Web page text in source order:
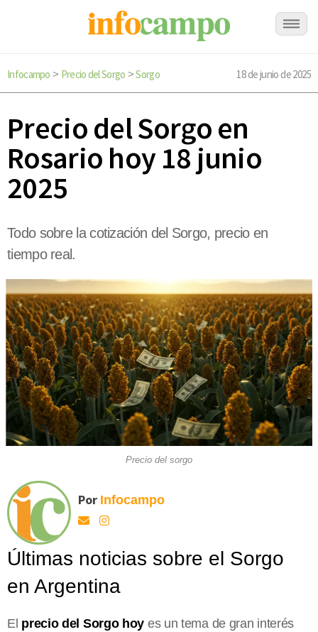
Infocampo > Precio del Sorgo >Sorgo 18 de junio de 2025
Precio del Sorgo en
Rosario hoy 18 junio
2025
Todo sobre la cotización del Sorgo, precio en
tiempo real.
Precio del sorgo
Por Infocampo
Últimas noticias sobre el Sorgo
en Argentina
El precio del Sorgo hoy es un tema de gran interés